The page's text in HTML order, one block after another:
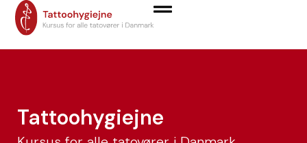
Jan Lobo Sørensen
Tattoohygiejne